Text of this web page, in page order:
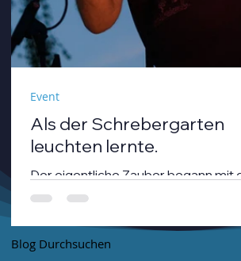
Als der Schrebergarten
leuchten lernte.
Der eigentliche Zauber begann mit
Dämmerung. André Neumann alias
strich mit einem Geigenbogen über
Gitarre, während die Sonne
Event
Blog Durchsuchen